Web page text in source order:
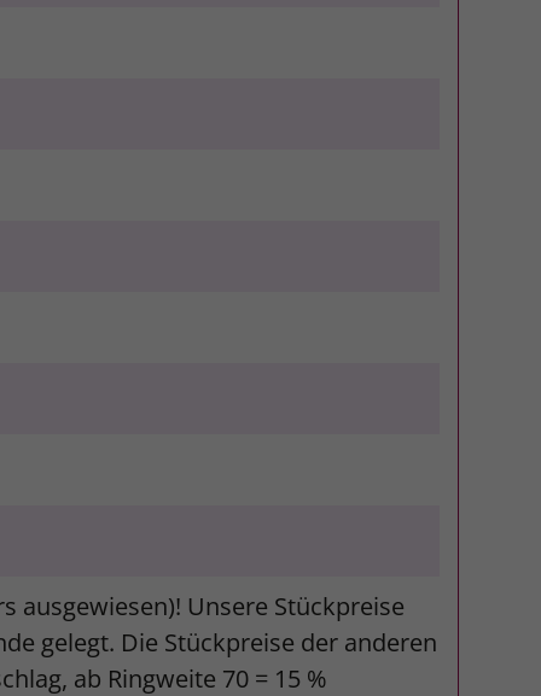
ausgewiesen)! Unsere Stückpreise
gelegt. Die Stückpreise der anderen
ab Ringweite 70 = 15 %